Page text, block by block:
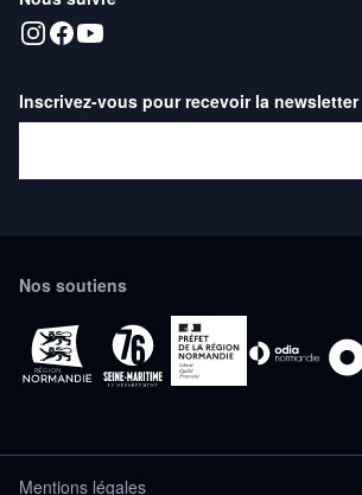
Inscrivez-vous pour recevoir la newsletter
Nos soutiens
Mentions légales